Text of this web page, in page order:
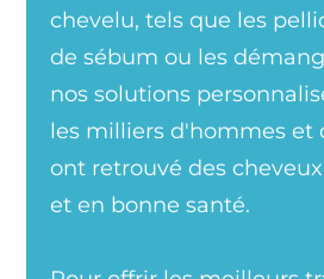
chevelu, tels que les
de sébum ou les
nos solutions
les milliers d'hommes et
ont retrouvé des
et en bonne santé.